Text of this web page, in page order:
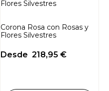
Corona Rosa con Rosas y
Flores Silvestres
Desde 218,95 €